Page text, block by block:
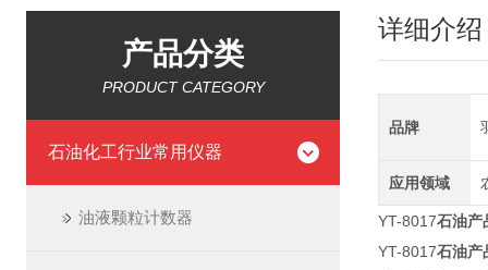
产品分类
PRODUCT CATEGORY
石油化工行业常用仪器
油液颗粒计数器
详细介绍
品牌
应用领域
YT-8017石油产
YT-8017石油产